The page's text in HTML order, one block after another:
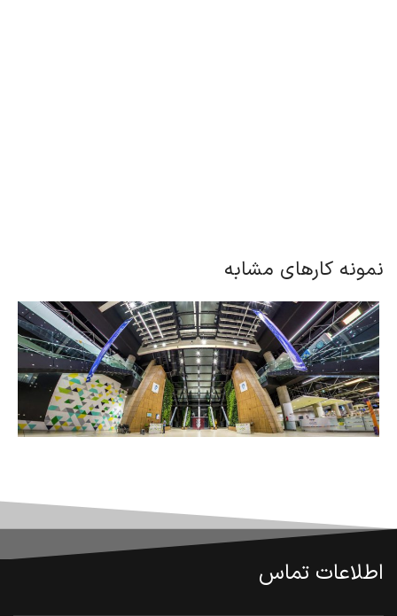
نمونه کارهای مشابه
اطلاعات تماس